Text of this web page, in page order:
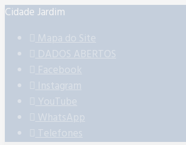
Cidade Jardim
Mapa do Site
DADOS ABERTOS
Facebook
Instagram
YouTube
WhatsApp
Telefones